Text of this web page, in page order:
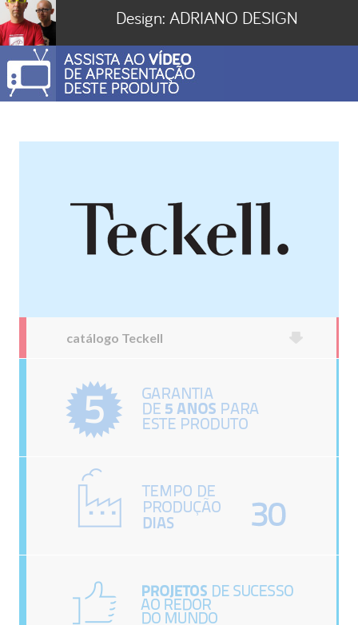
Design: ADRIANO DESIGN
catálogo Teckell